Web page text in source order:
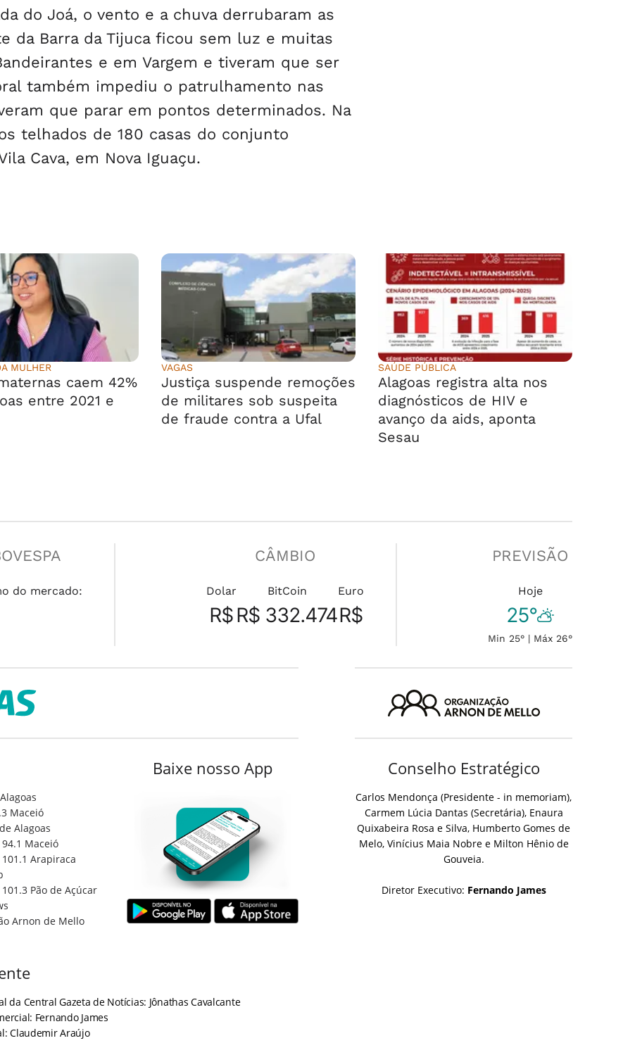
do Joá, o vento e a chuva derrubaram as
da Barra da Tijuca ficou sem luz e muitas
e em Vargem e tiveram que ser
também impediu o patrulhamento nas
que parar em pontos determinados. Na
telhados de 180 casas do conjunto
Cava, em Nova Iguaçu.
MULHER
caem 42%
entre 2021 e
VAGAS
Justiça suspende remoções
de militares sob suspeita
de fraude contra a Ufal
SAÚDE PÚBLICA
Alagoas registra alta nos
diagnósticos de HIV e
avanço da aids, aponta
Sesau
do mercado:
CÂMBIO
Dolar
R$
BitCoin
R$ 332.474
Euro
R$
PREVISÃO
Hoje
25°
Min 25° | Máx 26°
Maceió
Alagoas
Maceió
101.1 Arapiraca
Pão de Açúcar
Arnon de Mello
da Central Gazeta de Notícias: Jônathas Cavalcante
Fernando James
Claudemir Araújo
Baixe nosso App Conselho Estratégico
Carlos Mendonça (Presidente - in memoriam),
Carmem Lúcia Dantas (Secretária), Enaura
Quixabeira Rosa e Silva, Humberto Gomes de
Melo, Vinícius Maia Nobre e Milton Hênio de
Gouveia.
Diretor Executivo: Fernando James